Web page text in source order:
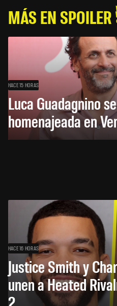
MÁS EN SPOILER
HACE 15 HORAS
Luca Guadagnino
homenajeada en
HACE 16 HORAS
Justice Smith y
unen a Heated